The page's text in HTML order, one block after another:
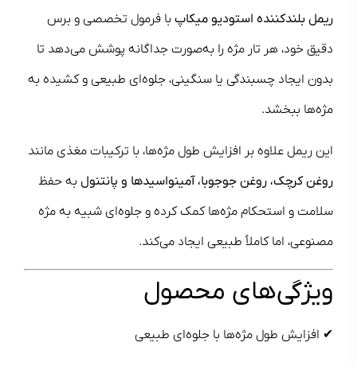
ریمل بلندکننده استودیو میکاپ با فرمول تخصصی و برس
دقیق خود، هر تار مژه را به‌صورت جداگانه پوشش می‌دهد تا
بدون ایجاد چسبندگی یا سنگینی، جلوه‌ای طبیعی و کشیده به
مژه‌ها ببخشد.
این ریمل علاوه بر افزایش طول مژه‌ها، با ترکیبات مغذی مانند
روغن کرچک، روغن جوجوبا، آمینواسیدها و پانتنول به حفظ
سلامت و استحکام مژه‌ها کمک کرده و جلوه‌ای شبیه به مژه
مصنوعی، اما کاملاً طبیعی ایجاد می‌کند.
ویژگی‌های محصول
✔ افزایش طول مژه‌ها با جلوه‌ای طبیعی